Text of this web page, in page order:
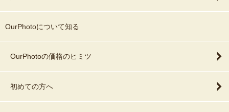
OurPhotoについて知る
OurPhotoの価格のヒミツ
初めての方へ